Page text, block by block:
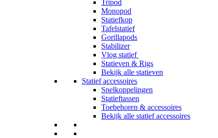
Tripod
Monopod
Statiefkop
Tafelstatief
Gorillapods
Stabilizer
Vlog statief
Statieven & Rigs
Bekijk alle statieven
Statief accessoires
Snelkoppelingen
Statieftassen
Toebehoren & accessoires
Bekijk alle statief accessoires